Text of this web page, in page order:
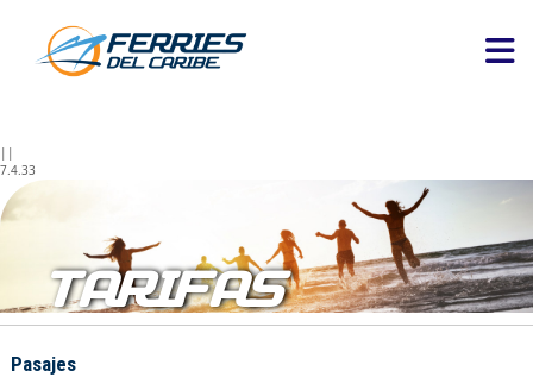
||
7.4.33
TARIFAS
Pasajes